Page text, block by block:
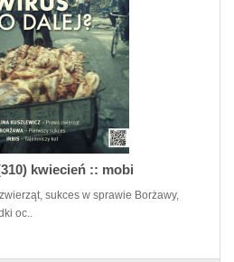
kwiecień :: mobi
sukces w sprawie Borżawy,
oc..